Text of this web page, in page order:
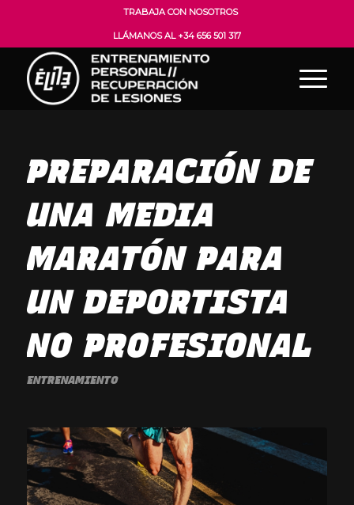
TRABAJA CON NOSOTROS
LLÁMANOS AL +34 656 501 317
PREPARACIÓN DE
UNA MEDIA
MARATÓN PARA
UN DEPORTISTA
NO PROFESIONAL
ENTRENAMIENTO